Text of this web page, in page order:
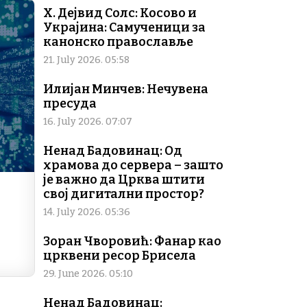
Li
n
k
Х. Дејвид Солс: Косово и
Украјина: Самученици за
канонско православље
21. July 2026. 05:58
Илијан Минчев: Нечувена
пресуда
16. July 2026. 07:07
Ненад Бадовинац: Од
храмова до сервера – зашто
је важно да Црква штити
свој дигитални простор?
14. July 2026. 05:36
Зоран Чворовић: Фанар као
црквени ресор Брисела
29. June 2026. 05:10
Ненад Бадовинац: